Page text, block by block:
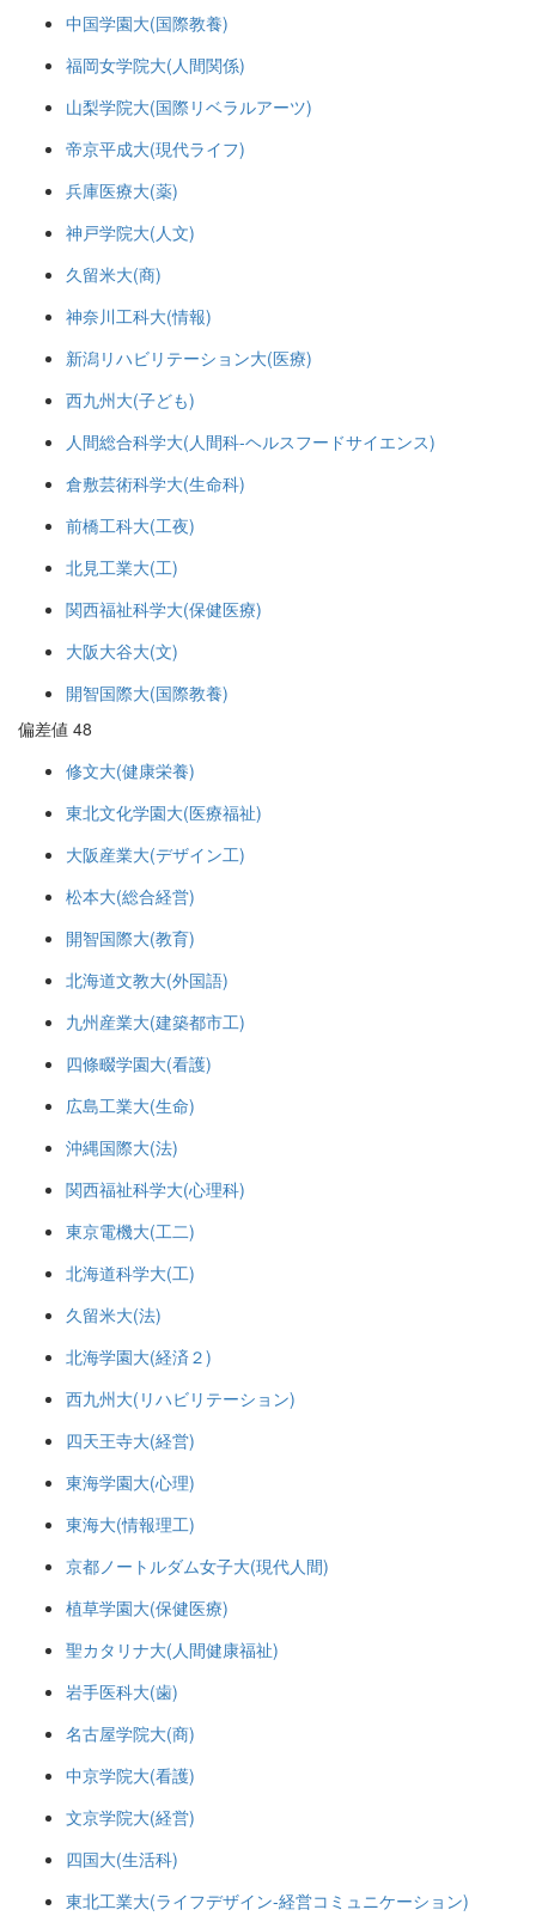
中国学園大(国際教養)
福岡女学院大(人間関係)
山梨学院大(国際リベラルアーツ)
帝京平成大(現代ライフ)
兵庫医療大(薬)
神戸学院大(人文)
久留米大(商)
神奈川工科大(情報)
新潟リハビリテーション大(医療)
西九州大(子ども)
人間総合科学大(人間科-ヘルスフードサイエンス)
倉敷芸術科学大(生命科)
前橋工科大(工夜)
北見工業大(工)
関西福祉科学大(保健医療)
大阪大谷大(文)
開智国際大(国際教養)
偏差値 48
修文大(健康栄養)
東北文化学園大(医療福祉)
大阪産業大(デザイン工)
松本大(総合経営)
開智国際大(教育)
北海道文教大(外国語)
九州産業大(建築都市工)
四條畷学園大(看護)
広島工業大(生命)
沖縄国際大(法)
関西福祉科学大(心理科)
東京電機大(工二)
北海道科学大(工)
久留米大(法)
北海学園大(経済２)
西九州大(リハビリテーション)
四天王寺大(経営)
東海学園大(心理)
東海大(情報理工)
京都ノートルダム女子大(現代人間)
植草学園大(保健医療)
聖カタリナ大(人間健康福祉)
岩手医科大(歯)
名古屋学院大(商)
中京学院大(看護)
文京学院大(経営)
四国大(生活科)
東北工業大(ライフデザイン-経営コミュニケーション)